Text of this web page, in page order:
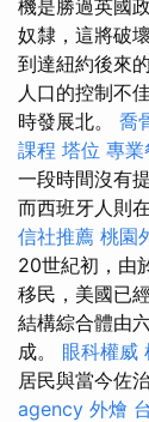
機是勝過英國
奴隸，這將破
到達紐約後來
人口的控制不
時發展北。 喬
課程 塔位 專業
一段時間沒有
而西班牙人則
信社推薦 桃園
20世紀初，由
移民，美國已
結構綜合體由
成。 眼科權威
居民與當今佐
agency 外燴